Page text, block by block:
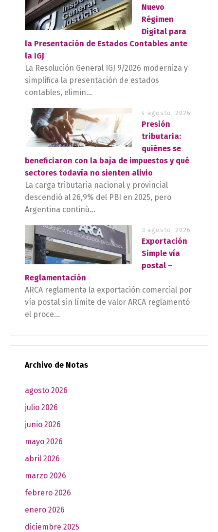
Nuevo
Régimen
Digital para
la Presentación de Estados Contables ante
la IGJ
La Resolución General IGJ 9/2026 moderniza y
simplifica la presentación de estados
contables, elimin...
4 agosto, 2026
Presión
tributaria:
quiénes se
beneficiaron con la baja de impuestos y qué
sectores todavía no sienten alivio
La carga tributaria nacional y provincial
descendió al 26,9% del PBI en 2025, pero
Argentina continú...
3 agosto, 2026
Exportación
Simple vía
postal –
Reglamentación
ARCA reglamenta la exportación comercial por
vía postal sin límite de valor ARCA reglamentó
el proce...
Archivo de Notas
agosto 2026
julio 2026
junio 2026
mayo 2026
abril 2026
marzo 2026
febrero 2026
enero 2026
diciembre 2025